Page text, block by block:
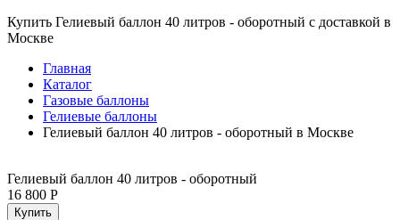
Купить Гелиевый баллон 40 литров - оборотный с доставкой в
Москве
Главная
Каталог
Газовые баллоны
Гелиевые баллоны
Гелиевый баллон 40 литров - оборотный в Москве
Гелиевый баллон 40 литров - оборотный
16 800 Р
Купить